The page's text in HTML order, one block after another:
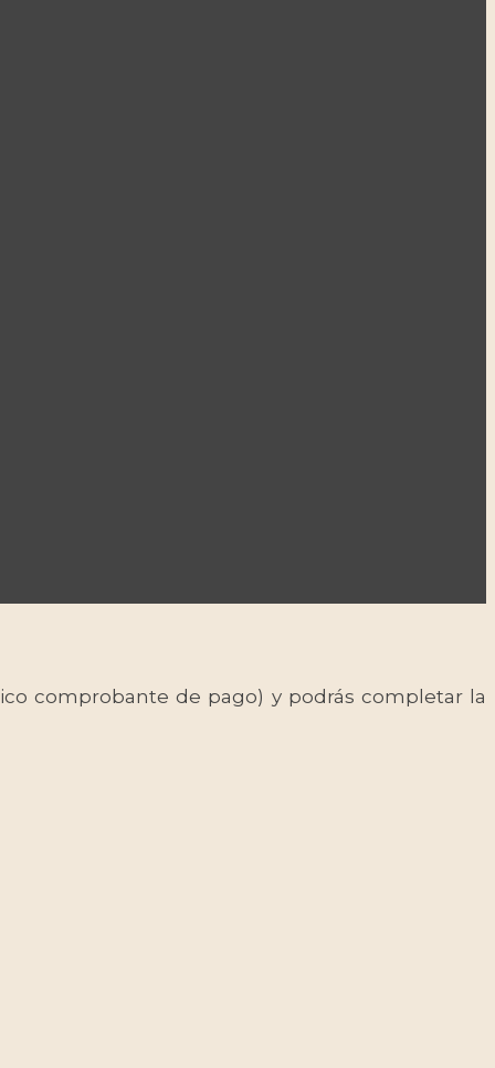
comprobante de pago) y podrás completar la